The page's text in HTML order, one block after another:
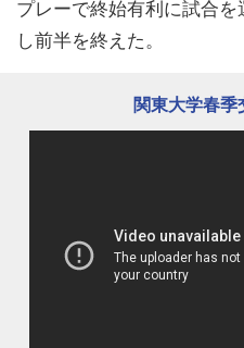
プレーで終始有利に試合
し前半を終えた。
関東大学春